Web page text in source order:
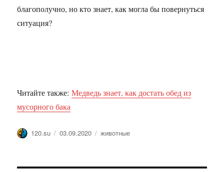
благополучно, но кто знает, как могла бы повернуться
ситуация?
Читайте также:Медведь знает, как достать обед из
мусорного бака
Автор
120.su Опубликовано
03.09.2020 Метки
животные